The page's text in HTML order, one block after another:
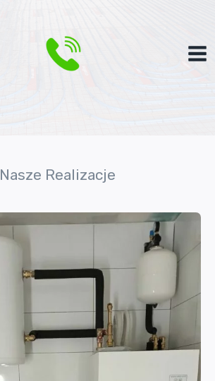
Nasze Realizacje